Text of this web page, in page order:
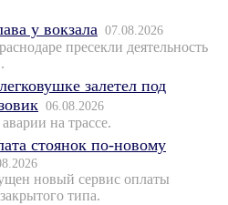
у вокзала 07.08.2026
пресекли деятельность
залетел под
06.08.2026
на трассе.
стоянок по-новому
новый сервис оплаты
типа.